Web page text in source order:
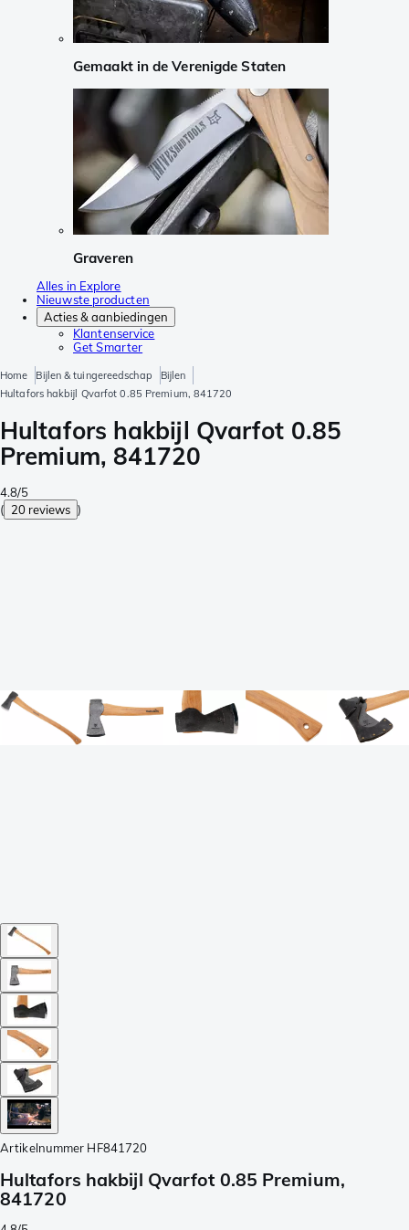
Gemaakt in de Verenigde Staten
Graveren
Alles in Explore
Nieuwste producten
Acties & aanbiedingen
Klantenservice
Get Smarter
Home Bijlen & tuingereedschap
Bijlen
Hultafors hakbijl Qvarfot 0.85 Premium, 841720
Hultafors hakbijl Qvarfot 0.85
Premium, 841720
4.8/5
( 20 reviews )
Artikelnummer HF841720
Hultafors hakbijl Qvarfot 0.85 Premium,
841720